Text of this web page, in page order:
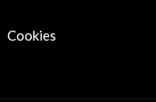
Cookies